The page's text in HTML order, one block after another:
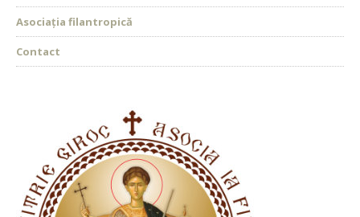
Asociația filantropică
Contact